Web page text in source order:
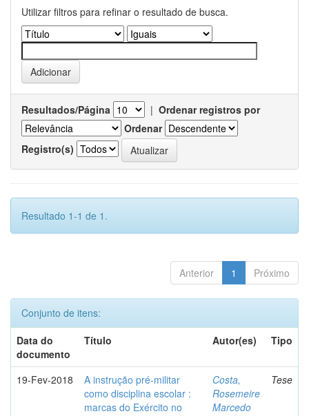
Utilizar filtros para refinar o resultado de busca.
Resultados/Página | Ordenar registros por
Ordenar
Registro(s)
Resultado 1-1 de 1.
Anterior 1 Próximo
Conjunto de itens:
Data do
documento
Título Autor(es) Tipo
19-Fev-2018
A instrução pré-militar
como disciplina escolar :
marcas do Exército no
Costa,
Rosemeire
Marcedo
Tese